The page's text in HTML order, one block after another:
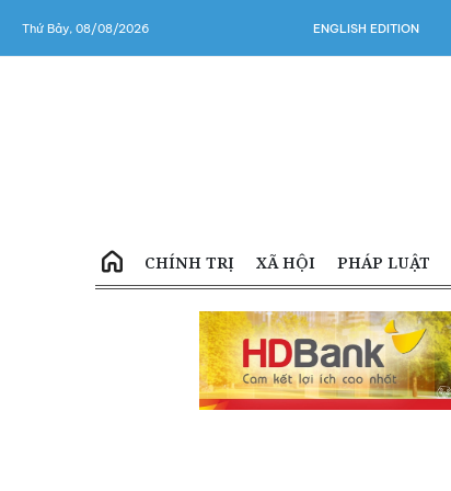
Thứ Bảy, 08/08/2026 ENGLISH EDITION
CHÍNH TRỊ XÃ HỘI PHÁP LUẬT